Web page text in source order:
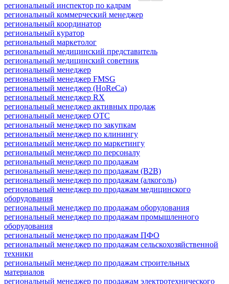
региональный инспектор по кадрам
региональный коммерческий менеджер
региональный координатор
региональный куратор
региональный маркетолог
региональный медицинский представитель
региональный медицинский советник
региональный менеджер
региональный менеджер FMSG
региональный менеджер (HoReCa)
региональный менеджер RX
региональный менеджер активных продаж
региональный менеджер ОТС
региональный менеджер по закупкам
региональный менеджер по клинингу
региональный менеджер по маркетингу
региональный менеджер по персоналу
региональный менеджер по продажам
региональный менеджер по продажам (B2B)
региональный менеджер по продажам (алкоголь)
региональный менеджер по продажам медицинского
оборудования
региональный менеджер по продажам оборудования
региональный менеджер по продажам промышленного
оборудования
региональный менеджер по продажам ПФО
региональный менеджер по продажам сельскохозяйственной
техники
региональный менеджер по продажам строительных
материалов
региональный менеджер по продажам электротехнического